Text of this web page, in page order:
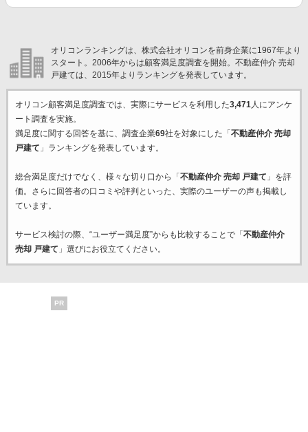
オリコンランキングは、株式会社オリコンを前身企業に1967年より
スタート。2006年からは顧客満足度調査を開始。不動産仲介 売却
戸建ては、2015年よりランキングを発表しています。
オリコン顧客満足度調査では、実際にサービスを利用した3,471人にアンケ
ート調査を実施。
満足度に関する回答を基に、調査企業69社を対象にした「 不動産仲介 売却
戸建て 」ランキングを発表しています。
総合満足度だけでなく、様々な切り口から「 不動産仲介 売却 戸建て 」を評
価。さらに回答者の口コミや評判といった、実際のユーザーの声も掲載し
ています。
サービス検討の際、“ユーザー満足度”からも比較することで「 不動産仲介
売却 戸建て 」選びにお役立てください。
PR